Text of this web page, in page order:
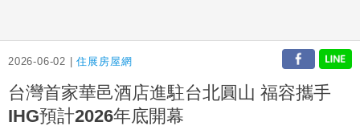
2026-06-02 |住展房屋網
台灣首家華邑酒店進駐台北圓山 福容攜手
IHG預計2026年底開幕